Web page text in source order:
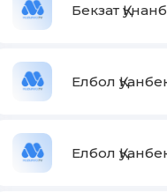
Бекзат
Елбол
Елбол